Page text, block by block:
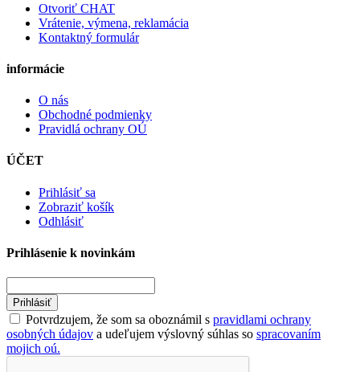
Otvoriť CHAT
Vrátenie, výmena, reklamácia
Kontaktný formulár
informácie
O nás
Obchodné podmienky
Pravidlá ochrany OÚ
ÚČET
Prihlásiť sa
Zobraziť košík
Odhlásiť
Prihlásenie k novinkám
Prihlásiť
Potvrdzujem, že som sa oboznámil s pravidlami ochrany
osobných údajov a udeľujem výslovný súhlas so spracovaním
mojich oú.